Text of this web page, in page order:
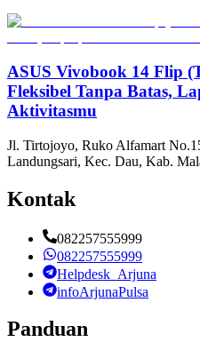
ASUS Vivobook 14 Flip
Fleksibel Tanpa Batas,
Aktivitasmu
Jl. Tirtojoyo, Ruko Alfamart
Landungsari, Kec. Dau, Kab.
Kontak
082257555999
082257555999
Helpdesk_Arjuna
infoArjunaPulsa
Panduan